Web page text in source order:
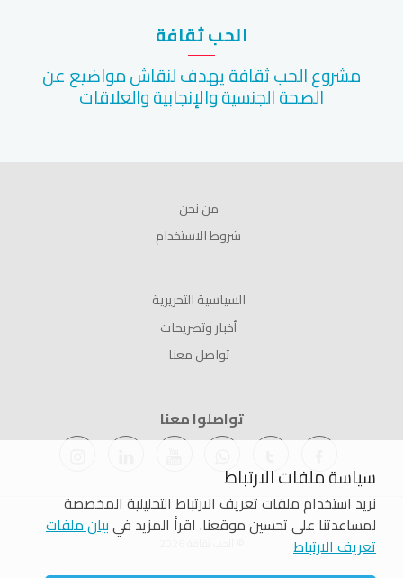
سياسة ملفات الارتباط
نريد استخدام ملفات تعريف الارتباط التحليلية المخصصة
لمساعدتنا على تحسين موقعنا. اقرأ المزيد فيبيان ملفات
تعريف الارتباط
الحب ثقافة
مشروع الحب ثقافة يهدف لنقاش مواضيع عن
الصحة الجنسية والإنجابية والعلاقات
من نحن
شروط الاستخدام
السياسية التحريرية
أخبار وتصريحات
تواصل معنا
تواصلوا معنا